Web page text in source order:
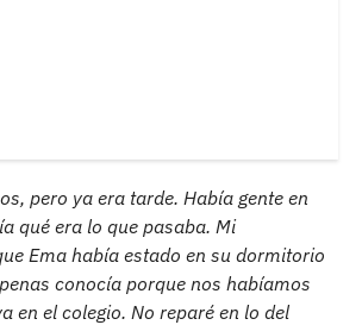
pero ya era tarde. Había gente en
qué era lo que pasaba. Mi
Ema había estado en su dormitorio
conocía porque nos habíamos
en el colegio. No reparé en lo del